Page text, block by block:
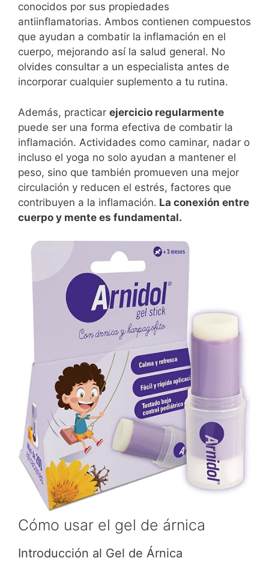
conocidos por sus propiedades
antiinflamatorias. Ambos contienen compuestos
que ayudan a combatir la inflamación en el
cuerpo, mejorando así la salud general. No
olvides consultar a un especialista antes de
incorporar cualquier suplemento a tu rutina.
Además, practicar ejercicio regularmente
puede ser una forma efectiva de combatir la
inflamación. Actividades como caminar, nadar o
incluso el yoga no solo ayudan a mantener el
peso, sino que también promueven una mejor
circulación y reducen el estrés, factores que
contribuyen a la inflamación. La conexión entre
cuerpo y mente es fundamental.
Cómo usar el gel de árnica
Introducción al Gel de Árnica